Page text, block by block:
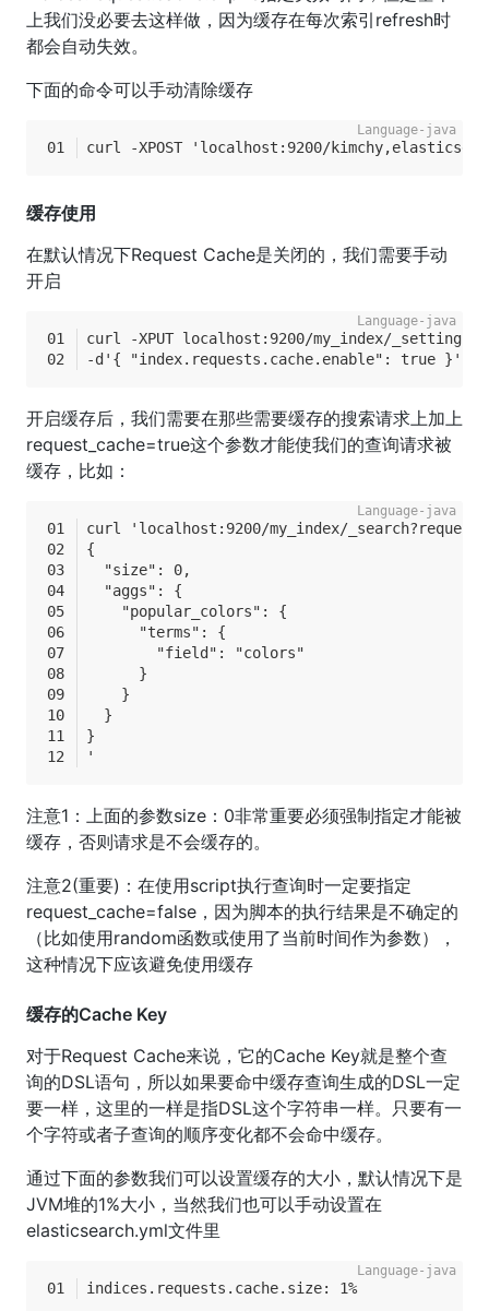
上我们没必要去这样做，因为缓存在每次索引refresh时
都会自动失效。
下面的命令可以手动清除缓存
curl -XPOST 'localhost:9200/
缓存使用
在默认情况下Request Cache是关闭的，我们需要手动
开启
curl -XPUT localhost:9200/my_index/_settings
-d'{ "index.requests.cache.enable": true }'
开启缓存后，我们需要在那些需要缓存的搜索请求上加上
request_cache=true这个参数才能使我们的查询请求被
缓存，比如：
curl 'localhost:9200/my_index/
{
  "size": 0,
  "aggs": {
    "popular_colors": {
      "terms": {
        "field": "colors"
      }
    }
  }
}
'
注意1：上面的参数size：0非常重要必须强制指定才能被
缓存，否则请求是不会缓存的。
注意2(重要)：在使用script执行查询时一定要指定
request_cache=false，因为脚本的执行结果是不确定的
（比如使用random函数或使用了当前时间作为参数），
这种情况下应该避免使用缓存
缓存的Cache Key
对于Request Cache来说，它的Cache Key就是整个查
询的DSL语句，所以如果要命中缓存查询生成的DSL一定
要一样，这里的一样是指DSL这个字符串一样。只要有一
个字符或者子查询的顺序变化都不会命中缓存。
通过下面的参数我们可以设置缓存的大小，默认情况下是
JVM堆的1%大小，当然我们也可以手动设置在
elasticsearch.yml文件里
indices.requests.cache.size: 1%